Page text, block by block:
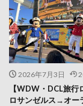
2026年7月3日
【WDW・DCL旅行
ロサンゼルス→オー